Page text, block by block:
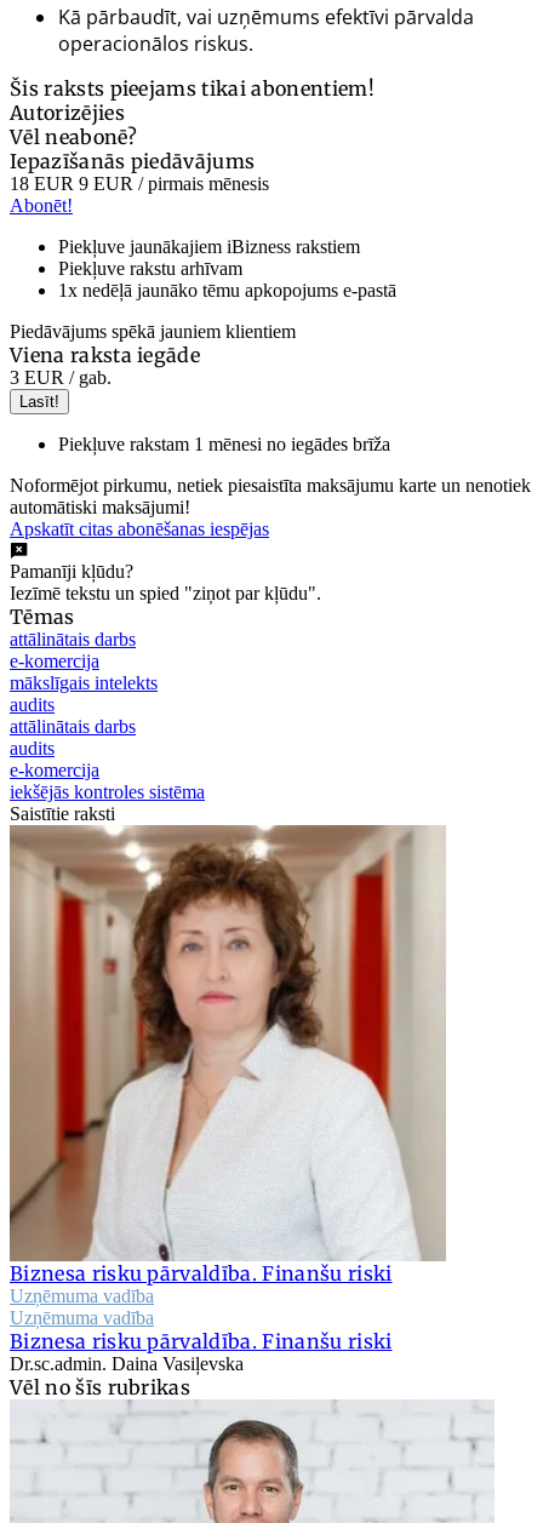
Kā pārbaudīt, vai uzņēmums efektīvi pārvalda
operacionālos riskus.
Šis raksts pieejams tikai abonentiem!
Autorizējies
Vēl neabonē?
Iepazīšanās piedāvājums
18 EUR 9 EUR / pirmais mēnesis
Abonēt!
Piekļuve jaunākajiem iBizness rakstiem
Piekļuve rakstu arhīvam
1x nedēļā jaunāko tēmu apkopojums e-pastā
Piedāvājums spēkā jauniem klientiem
Viena raksta iegāde
3 EUR / gab.
Lasīt!
Piekļuve rakstam 1 mēnesi no iegādes brīža
Noformējot pirkumu, netiek piesaistīta maksājumu karte un nenotiek
automātiski maksājumi!
Apskatīt citas abonēšanas iespējas
Pamanīji kļūdu?
Iezīmē tekstu un spied "ziņot par kļūdu".
Tēmas
attālinātais darbs
e-komercija
mākslīgais intelekts
audits
attālinātais darbs
audits
e-komercija
iekšējās kontroles sistēma
Saistītie raksti
Biznesa risku pārvaldība. Finanšu riski
Uzņēmuma vadība
Uzņēmuma vadība
Biznesa risku pārvaldība. Finanšu riski
Dr.sc.admin. Daina Vasiļevska
Vēl no šīs rubrikas